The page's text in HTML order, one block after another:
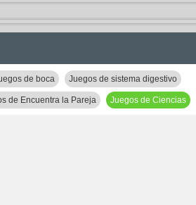
de boca Juegos de sistema digestivo
de Encuentra la Pareja Juegos de Ciencias